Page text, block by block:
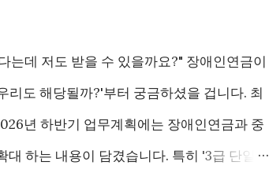
는데 저도 받을 수 있을까요?" 장애인연금이
리도 해당될까?'부터 궁금하셨을 겁니다. 최
년 하반기 업무계획에는 장애인연금과 중
대 하는 내용이 담겼습니다. 특히 '3급 단일장